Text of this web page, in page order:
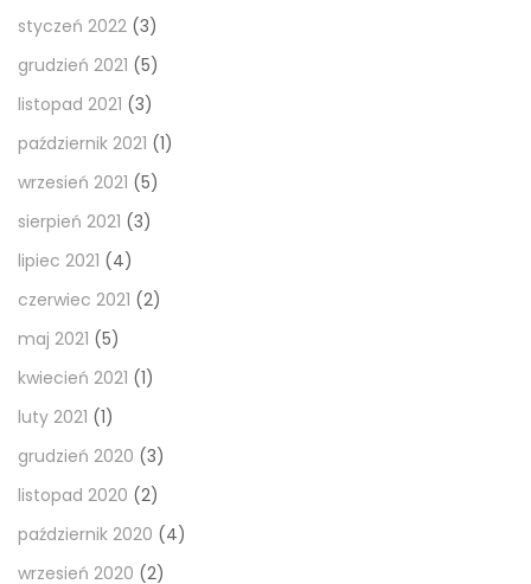
styczeń 2022 (3)
grudzień 2021 (5)
listopad 2021 (3)
październik 2021 (1)
wrzesień 2021 (5)
sierpień 2021 (3)
lipiec 2021 (4)
czerwiec 2021 (2)
maj 2021 (5)
kwiecień 2021 (1)
luty 2021 (1)
grudzień 2020 (3)
listopad 2020 (2)
październik 2020 (4)
wrzesień 2020 (2)